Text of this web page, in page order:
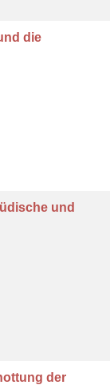
die
und
der